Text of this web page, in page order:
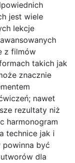
jest wiele
lekcje
z filmów
takich jak
znacznie
nawet
rezultaty niż
harmonogram
technice jak i
powinna być
dla